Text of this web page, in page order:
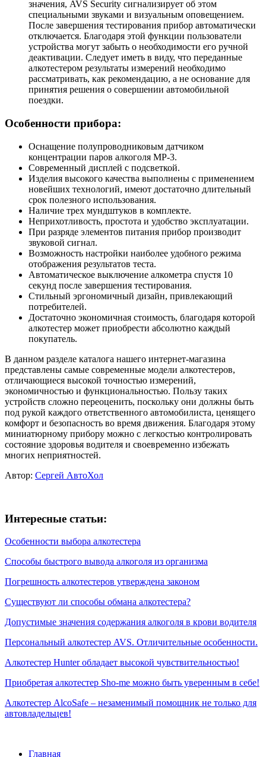
значения, AVS Security сигнализирует об этом
специальными звуками и визуальным оповещением.
После завершения тестирования прибор автоматически
отключается. Благодаря этой функции пользователи
устройства могут забыть о необходимости его ручной
деактивации. Следует иметь в виду, что переданные
алкотестером результаты измерений необходимо
рассматривать, как рекомендацию, а не основание для
принятия решения о совершении автомобильной
поездки.
Особенности прибора:
Оснащение полупроводниковым датчиком
концентрации паров алкоголя МР-3.
Современный дисплей с подсветкой.
Изделия высокого качества выполнены с применением
новейших технологий, имеют достаточно длительный
срок полезного использования.
Наличие трех мундштуков в комплекте.
Неприхотливость, простота и удобство эксплуатации.
При разряде элементов питания прибор производит
звуковой сигнал.
Возможность настройки наиболее удобного режима
отображения результатов теста.
Автоматическое выключение алкометра спустя 10
секунд после завершения тестирования.
Стильный эргономичный дизайн, привлекающий
потребителей.
Достаточно экономичная стоимость, благодаря которой
алкотестер может приобрести абсолютно каждый
покупатель.
В данном разделе каталога нашего интернет-магазина
представлены самые современные модели алкотестеров,
отличающиеся высокой точностью измерений,
экономичностью и функциональностью. Пользу таких
устройств сложно переоценить, поскольку они должны быть
под рукой каждого ответственного автомобилиста, ценящего
комфорт и безопасность во время движения. Благодаря этому
миниатюрному прибору можно с легкостью контролировать
состояние здоровья водителя и своевременно избежать
многих неприятностей.
Автор: Сергей АвтоХол
Интересные статьи:
Особенности выбора алкотестера
Способы быстрого вывода алкоголя из организма
Погрешность алкотестеров утверждена законом
Существуют ли способы обмана алкотестера?
Допустимые значения содержания алкоголя в крови водителя
Персональный алкотестер AVS. Отличительные особенности.
Алкотестер Hunter обладает высокой чувствительностью!
Приобретая алкотестер Sho-me можно быть уверенным в себе!
Алкотестер AlcoSafe – незаменимый помощник не только для
автовладельцев!
Главная